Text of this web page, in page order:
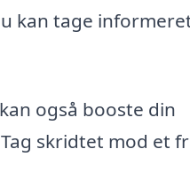
kan tage
også booste din
skridtet mod et